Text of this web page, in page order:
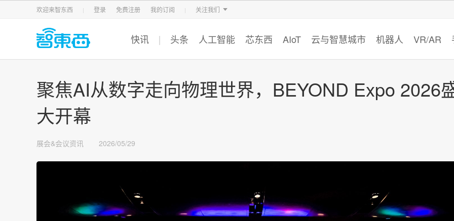
欢迎来智东西 登录 免费注册 我的订阅 关注我们
智东西 车东西 芯东西 智猩猩
快讯 头条 人工智能 芯东西 AIoT 云与智慧城市 机器人 VR/AR
聚焦AI从数字走向物理世界，BEYOND Expo 2026
大开幕
展会&会议资讯 2026/05/29